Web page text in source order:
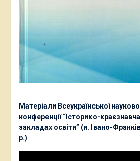
Матеріали Всеукраїнської
конференції “Історико-
закладах освіти” (и. Івано-
р.)